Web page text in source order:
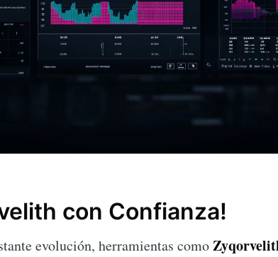
con Confianza!
evolución, herramientas como